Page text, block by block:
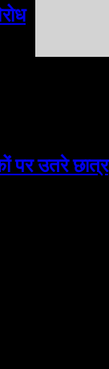
पर उतरे छात्र